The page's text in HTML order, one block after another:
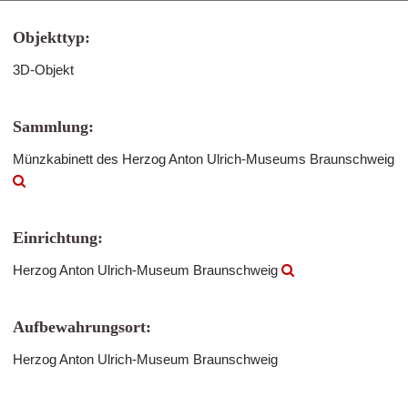
Objekttyp:
3D-Objekt
Sammlung:
Münzkabinett des Herzog Anton Ulrich-Museums Braunschweig
Einrichtung:
Herzog Anton Ulrich-Museum Braunschweig
Aufbewahrungsort:
Herzog Anton Ulrich-Museum Braunschweig